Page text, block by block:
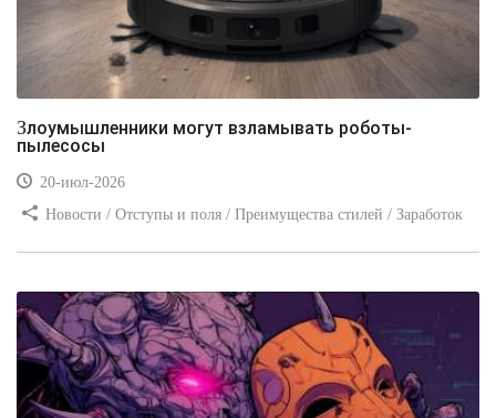
Злоумышленники могут взламывать роботы-
пылесосы
20-июл-2026
Новости / Отступы и поля / Преимущества стилей / Заработок